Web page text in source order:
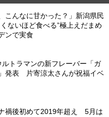
こんなに甘かった？」新潟県民
ないほど食べる”極上えだまめ
ンで実食
トラマンの新フレーバー「ガ
発表 片寄涼太さんが祝福イベ
禍後初めて2019年超え 5月は